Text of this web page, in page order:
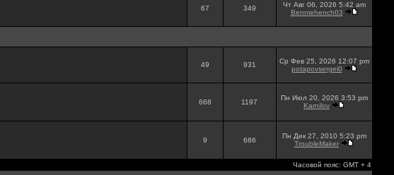
67 349
Чт Авг 06, 2026 5:42 am
Benniehench03
49 931
Ср Фев 25, 2026 12:07 pm
potapovsergei0
668 1197
Пн Июл 20, 2026 3:53 pm
Karnilov
9 686
Пн Дек 27, 2010 5:23 pm
TroubleMaker
Часовой пояс: GMT + 4